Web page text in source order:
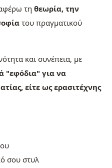
τη θεωρία, την
του πραγματικού
και συνέπεια, με
"εφόδια" για να
είτε ως ερασιτέχνης
σου στυλ